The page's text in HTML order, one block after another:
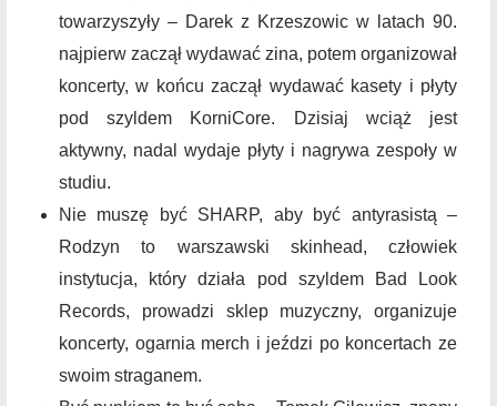
towarzyszyły – Darek z Krzeszowic w latach 90.
najpierw zaczął wydawać zina, potem organizował
koncerty, w końcu zaczął wydawać kasety i płyty
pod szyldem KorniCore. Dzisiaj wciąż jest
aktywny, nadal wydaje płyty i nagrywa zespoły w
studiu.
Nie muszę być SHARP, aby być antyrasistą –
Rodzyn to warszawski skinhead, człowiek
instytucja, który działa pod szyldem Bad Look
Records, prowadzi sklep muzyczny, organizuje
koncerty, ogarnia merch i jeździ po koncertach ze
swoim straganem.